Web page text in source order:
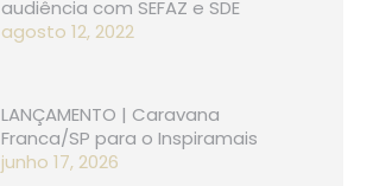
audiência com SEFAZ e SDE
agosto 12, 2022
LANÇAMENTO | Caravana
Franca/SP para o Inspiramais
junho 17, 2026